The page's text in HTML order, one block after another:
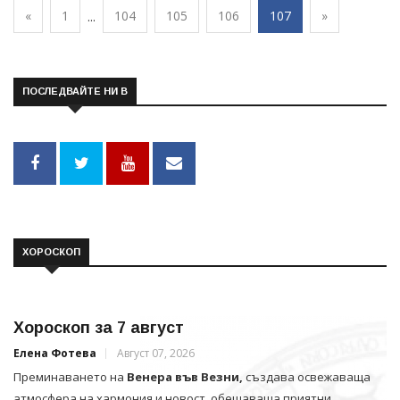
« 1 ... 104 105 106 107 »
ПОСЛЕДВАЙТЕ НИ В
ХОРОСКОП
Хороскоп за 7 август
Елена Фотева Август 07, 2026
Преминаването на Венера във Везни, създава освежаваща